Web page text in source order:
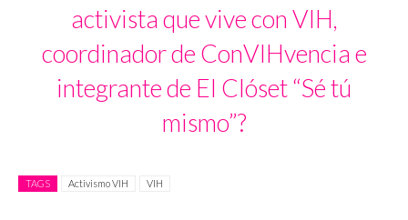
activista que vive con VIH,
coordinador de ConVIHvencia e
integrante de El Clóset “Sé tú
mismo”?
TAGS Activismo VIH VIH